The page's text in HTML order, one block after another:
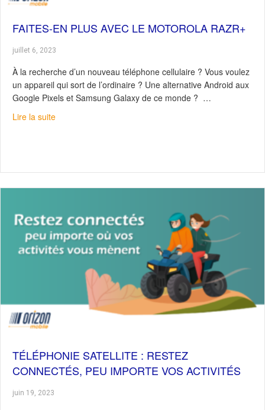
FAITES-EN PLUS AVEC LE MOTOROLA RAZR+
juillet 6, 2023
À la recherche d’un nouveau téléphone cellulaire ? Vous voulez
un appareil qui sort de l’ordinaire ? Une alternative Android aux
Google Pixels et Samsung Galaxy de ce monde ? …
Lire la suiteabout Faites-en plus avec le Motorola Razr+
TÉLÉPHONIE SATELLITE : RESTEZ
CONNECTÉS, PEU IMPORTE VOS ACTIVITÉS
juin 19, 2023